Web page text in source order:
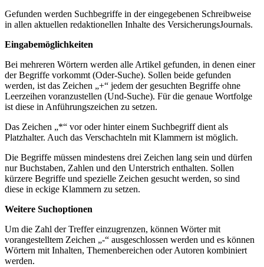
Gefunden werden Suchbegriffe in der eingegebenen Schreibweise
in allen aktuellen redaktionellen Inhalte des VersicherungsJournals.
Eingabemöglichkeiten
Bei mehreren Wörtern werden alle Artikel gefunden, in denen einer
der Begriffe vorkommt (Oder-Suche). Sollen beide gefunden
werden, ist das Zeichen „+“ jedem der gesuchten Begriffe ohne
Leerzeihen voranzustellen (Und-Suche). Für die genaue Wortfolge
ist diese in Anführungszeichen zu setzen.
Das Zeichen „*“ vor oder hinter einem Suchbegriff dient als
Platzhalter. Auch das Verschachteln mit Klammern ist möglich.
Die Begriffe müssen mindestens drei Zeichen lang sein und dürfen
nur Buchstaben, Zahlen und den Unterstrich enthalten. Sollen
kürzere Begriffe und spezielle Zeichen gesucht werden, so sind
diese in eckige Klammern zu setzen.
Weitere Suchoptionen
Um die Zahl der Treffer einzugrenzen, können Wörter mit
vorangestelltem Zeichen „-“ ausgeschlossen werden und es können
Wörtern mit Inhalten, Themenbereichen oder Autoren kombiniert
werden.